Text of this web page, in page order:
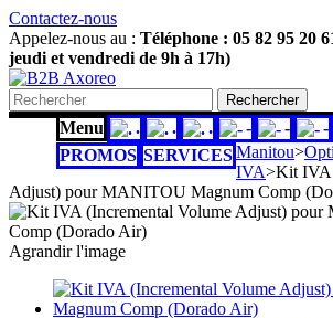
Contactez-nous
Appelez-nous au : Téléphone : 05 82 95 20
jeudi et vendredi de 9h à 17h)
Rechercher
Menu . . . - - -
PROMOS SERVICESManitou>
IVA>Kit IVA
Adjust) pour MANITOU Magnum Comp
Agrandir l'image